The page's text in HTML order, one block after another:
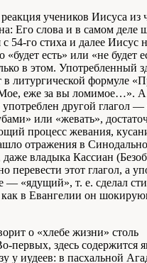
учеников Иисуса из
Его слова и в самом деле
54-го стиха и далее Иисус
«будет есть» или «не будет
в этом. Употребленный
в литургической формуле
Мое, еже за вы ломимое…».
употреблен другой глагол —
или «жевать»,
процесс жевания,
отражения в
даже владыка Кассиан
перевести этот глагол, а
— «ядущий», т. е. сделал
в Евангелии он
о «хлебе жизни» столь
первых, здесь содержится
у иудеев: в пасхальной